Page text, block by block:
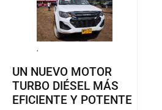
.
UN NUEVO MOTOR
TURBO DIÉSEL MÁS
EFICIENTE Y POTENTE